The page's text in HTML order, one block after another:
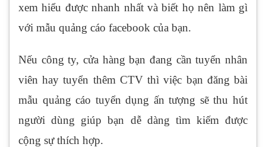
xem hiểu được nhanh nhất và biết họ nên làm gì
với mẫu quảng cáo facebook của bạn.
Nếu công ty, cửa hàng bạn đang cần tuyển nhân
viên hay tuyển thêm CTV thì việc bạn đăng bài
mẫu quảng cáo tuyển dụng ấn tượng sẽ thu hút
người dùng giúp bạn dễ dàng tìm kiếm được
cộng sự thích hợp.